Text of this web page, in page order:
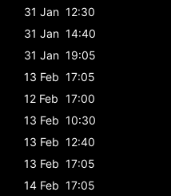
31 Jan 12:30
31 Jan 14:40
31 Jan 19:05
13 Feb 17:05
12 Feb 17:00
13 Feb 10:30
13 Feb 12:40
13 Feb 17:05
14 Feb 17:05